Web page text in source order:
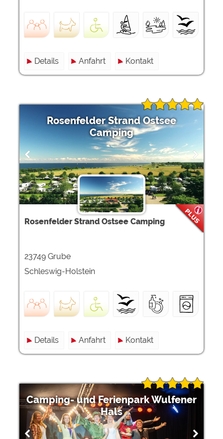
Details Anfahrt Kontakt
Rosenfelder Strand Ostsee
Camping
Rosenfelder Strand Ostsee Camping
23749 Grube
Schleswig-Holstein
Details Anfahrt Kontakt
Camping- und Ferienpark Wulfener
Hals